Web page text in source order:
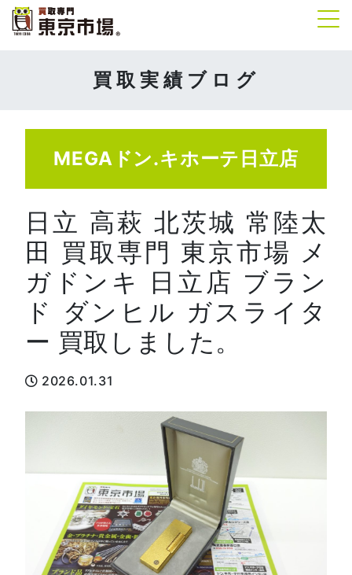
買取実績ブログ
MEGAドン.キホーテ日立店
日立 高萩 北茨城 常陸太
田 買取専門 東京市場 メ
ガドンキ 日立店 ブラン
ド ダンヒル ガスライタ
ー 買取しました。
2026.01.31